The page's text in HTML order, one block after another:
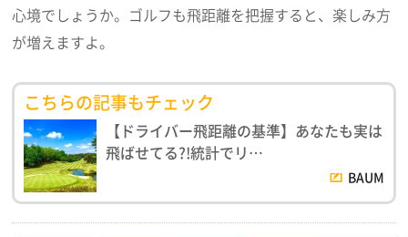
心境でしょうか。ゴルフも飛距離を把握すると、楽しみ方
が増えますよ。
こちらの記事もチェック
【ドライバー飛距離の基準】あなたも実は
飛ばせてる?!統計でリ…
BAUM